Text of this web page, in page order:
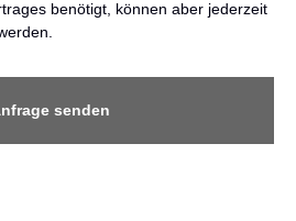
benötigt, können aber jederzeit
senden